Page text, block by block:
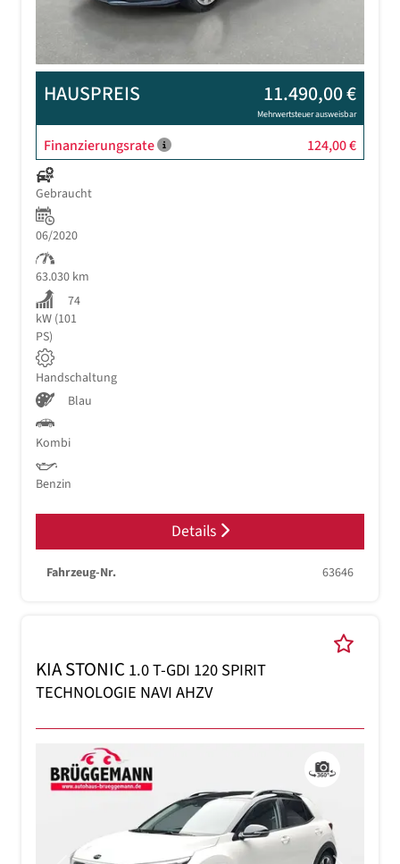
HAUSPREIS 11.490,00 €
Mehrwertsteuer ausweisbar
Finanzierungsrate 124,00 €
Gebraucht
06/2020
63.030 km
74
kW (101
PS)
Handschaltung
Blau
Kombi
Benzin
Details
Fahrzeug-Nr. 63646
KIA STONIC 1.0 T-GDI 120 SPIRIT
TECHNOLOGIE NAVI AHZV